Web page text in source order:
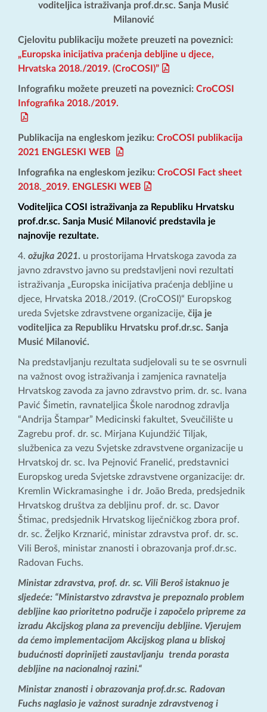
voditeljica istraživanja prof.dr.sc. Sanja Musić
Milanović
Cjelovitu publikaciju možete preuzeti na poveznici:
„Europska inicijativa praćenja debljine u djece,
Hrvatska 2018./2019. (CroCOSI)”
Infografiku možete preuzeti na poveznici: CroCOSI
Infografika 2018./2019.
Publikacija na engleskom jeziku: CroCOSI publikacija
2021 ENGLESKI WEB
Infografika na engleskom jeziku: CroCOSI Fact sheet
2018._2019. ENGLESKI WEB
Voditeljica COSI istraživanja za Republiku Hrvatsku
prof.dr.sc. Sanja Musić Milanović predstavila je
najnovije rezultate.
ožujka 2021. u prostorijama Hrvatskoga zavoda za
javno zdravstvo javno su predstavljeni novi rezultati
istraživanja „Europska inicijativa praćenja debljine u
djece, Hrvatska 2018./2019. (CroCOSI)“ Europskog
ureda Svjetske zdravstvene organizacije, čija je
voditeljica za Republiku Hrvatsku prof.dr.sc. Sanja
Musić Milanović.
Na predstavljanju rezultata sudjelovali su te se osvrnuli
na važnost ovog istraživanja i zamjenica ravnatelja
Hrvatskog zavoda za javno zdravstvo prim. dr. sc. Ivana
Pavić Šimetin, ravnateljica Škole narodnog zdravlja
“Andrija Štampar” Medicinski fakultet, Sveučilište u
Zagrebu prof. dr. sc. Mirjana Kujundžić Tiljak,
službenica za vezu Svjetske zdravstvene organizacije u
Hrvatskoj dr. sc. Iva Pejnović Franelić, predstavnici
Europskog ureda Svjetske zdravstvene organizacije: dr.
Kremlin Wickramasinghe i dr. João Breda, predsjednik
Hrvatskog društva za debljinu prof. dr. sc. Davor
Štimac, predsjednik Hrvatskog liječničkog zbora prof.
dr. sc. Željko Krznarić, ministar zdravstva prof. dr. sc.
Vili Beroš, ministar znanosti i obrazovanja prof.dr.sc.
Radovan Fuchs.
Ministar zdravstva, prof. dr. sc. Vili Beroš istaknuo je
sljedeće: “Ministarstvo zdravstva je prepoznalo problem
debljine kao prioritetno područje i započelo pripreme za
izradu Akcijskog plana za prevenciju debljine. Vjerujem
da ćemo implementacijom Akcijskog plana u bliskoj
budućnosti doprinijeti zaustavljanju trenda porasta
debljine na nacionalnoj razini.“
Ministar znanosti i obrazovanja prof.dr.sc. Radovan
Fuchs naglasio je važnost suradnje zdravstvenog i